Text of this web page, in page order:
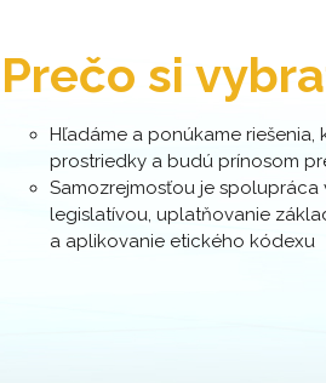
Prečo si
Hľadáme a ponúkame riešenia,
prostriedky a budú prínosom
Samozrejmosťou je
legislatívou, uplatňovanie
a aplikovanie etického kódexu